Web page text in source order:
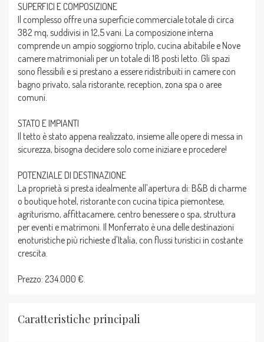
SUPERFICI E COMPOSIZIONE
Il complesso offre una superficie commerciale totale di circa
382 mq, suddivisi in 12,5 vani. La composizione interna
comprende un ampio soggiorno triplo, cucina abitabile e Nove
camere matrimoniali per un totale di 18 posti letto. Gli spazi
sono flessibili e si prestano a essere ridistribuiti in camere con
bagno privato, sala ristorante, reception, zona spa o aree
comuni.
STATO E IMPIANTI
Il tetto è stato appena realizzato, insieme alle opere di messa in
sicurezza, bisogna decidere solo come iniziare e procedere!
POTENZIALE DI DESTINAZIONE
La proprietà si presta idealmente all'apertura di: B&B di charme
o boutique hotel, ristorante con cucina tipica piemontese,
agriturismo, affittacamere, centro benessere o spa, struttura
per eventi e matrimoni. Il Monferrato è una delle destinazioni
enoturistiche più richieste d'Italia, con flussi turistici in costante
crescita.
Prezzo: 234.000 €.
Caratteristiche principali